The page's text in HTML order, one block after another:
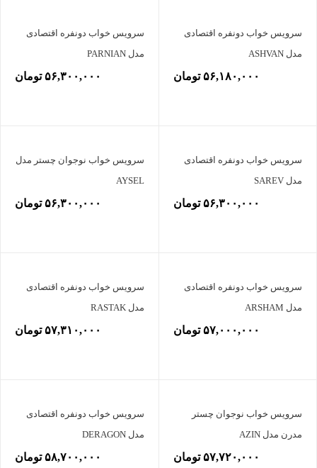
سرویس خواب دونفره اقتصادی
مدل ASHVAN
۵۶,۱۸۰,۰۰۰ تومان
سرویس خواب دونفره اقتصادی
مدل PARNIAN
۵۶,۳۰۰,۰۰۰ تومان
سرویس خواب دونفره اقتصادی
مدل SAREV
۵۶,۳۰۰,۰۰۰ تومان
سرویس خواب نوجوان چستر مدل
AYSEL
۵۶,۳۰۰,۰۰۰ تومان
سرویس خواب دونفره اقتصادی
مدل ARSHAM
۵۷,۰۰۰,۰۰۰ تومان
سرویس خواب دونفره اقتصادی
مدل RASTAK
۵۷,۳۱۰,۰۰۰ تومان
سرویس خواب نوجوان چستر
مدرن مدل AZIN
۵۷,۷۲۰,۰۰۰ تومان
سرویس خواب دونفره اقتصادی
مدل DERAGON
۵۸,۷۰۰,۰۰۰ تومان